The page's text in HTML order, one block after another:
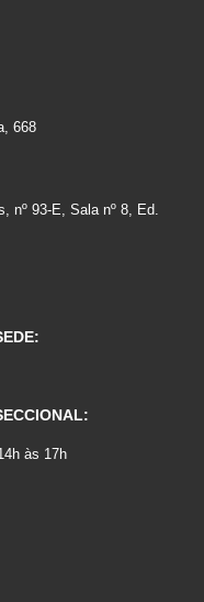
668
nº 93-E, Sala nº 8, Ed.
às 17h